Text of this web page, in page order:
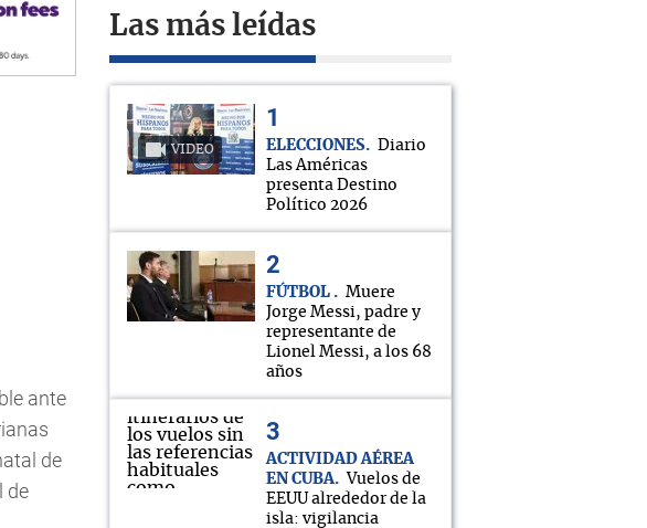
ante
de
de
Las más leídas
VIDEO ELECCIONES
Diario
Las Américas
presenta Destino
Político 2026
FÚTBOL
Muere
Jorge Messi, padre y
representante de
Lionel Messi, a los 68
años
ACTIVIDAD AÉREA
EN CUBA
Vuelos de
EEUU alrededor de la
isla: vigilancia